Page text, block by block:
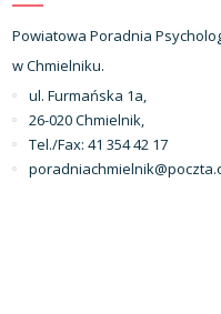
Powiatowa Poradnia
w Chmielniku.
ul. Furmańska 1a,
26-020 Chmielnik,
Tel./Fax: 41 354 42 17